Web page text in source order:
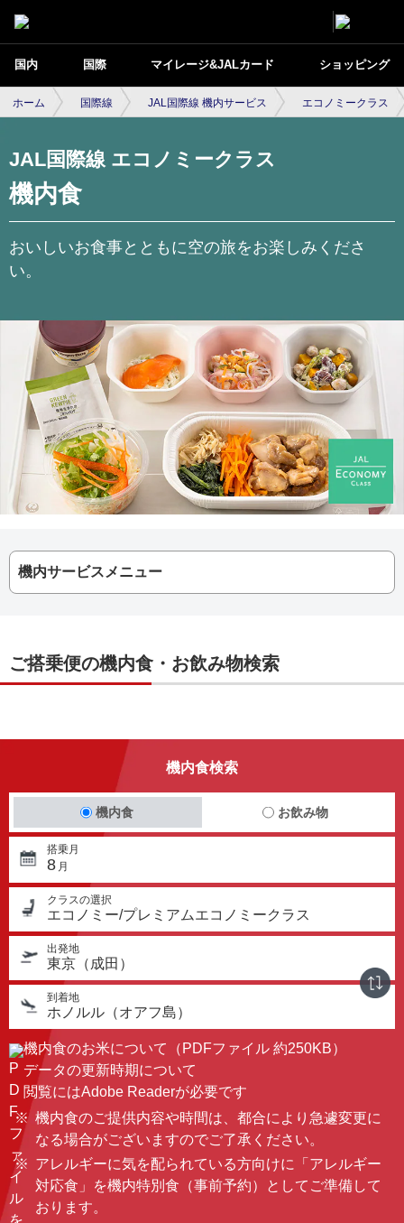
国内 国際 マイレージ&JALカード ショッピング
ホーム 国際線 JAL国際線 機内サービス エコノミークラス
JAL国際線 エコノミークラス
機内食
おいしいお食事とともに空の旅をお楽しみくださ
い。
機内サービスメニュー
ご搭乗便の機内食・お飲み物検索
機内食検索
機内食 お飲み物
搭乗月
8 月
クラスの選択
エコノミー/プレミアムエコノミークラス
出発地
東京（成田）
到着地
ホノルル（オアフ島）
機内食のお米について（PDFファイル 約250KB）
データの更新時期について
閲覧にはAdobe Readerが必要です
機内食のご提供内容や時間は、都合により急遽変更に
なる場合がございますのでご了承ください。
アレルギーに気を配られている方向けに「アレルギー
対応食」を機内特別食（事前予約）としてご準備して
おります。